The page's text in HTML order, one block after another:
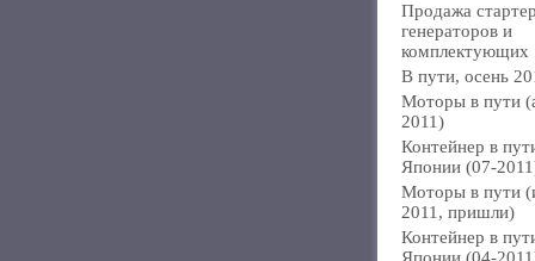
Продажа
генераторов и
комплектующих
В пути, осень
Моторы в пути
2011)
Контейнер в
Японии (07-
Моторы в пути
2011, пришли)
Контейнер в